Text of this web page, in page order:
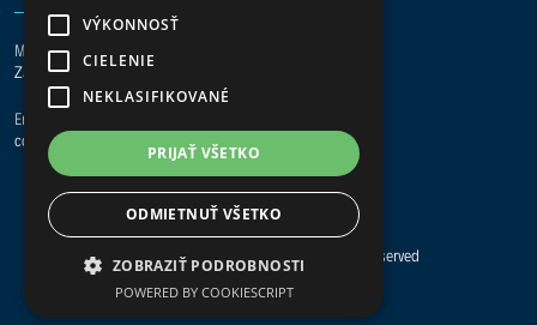
Main office Žilina
Za Plavárňou 3/8121, 010 08 Žilina
Email
coderama@coderama.com
© Copyright 2023 Coderama. All Rights Reserved
VÝKONNOSŤ
CIELENIE
NEKLASIFIKOVANÉ
PRIJAŤ VŠETKO
ODMIETNUŤ VŠETKO
ZOBRAZIŤ PODROBNOSTI
POWERED BY COOKIESCRIPT